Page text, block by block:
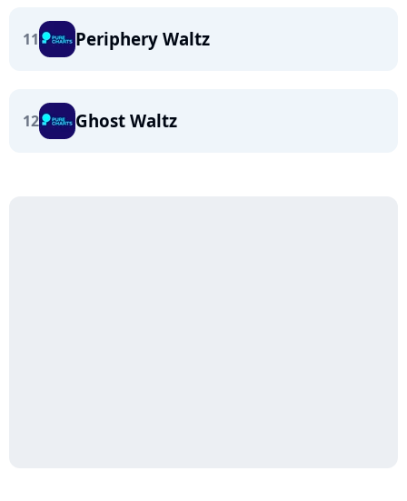
11 Periphery Waltz
12 Ghost Waltz